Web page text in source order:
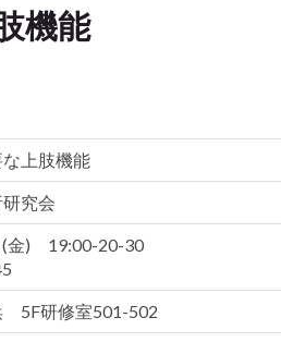
機能
上肢機能
究会
(金) 19:00-20-30
5F研修室501-502